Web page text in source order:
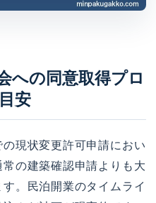
への同意取得プロ
安
現状変更許可申請におい
の建築確認申請よりも大
。民泊開業のタイムライ